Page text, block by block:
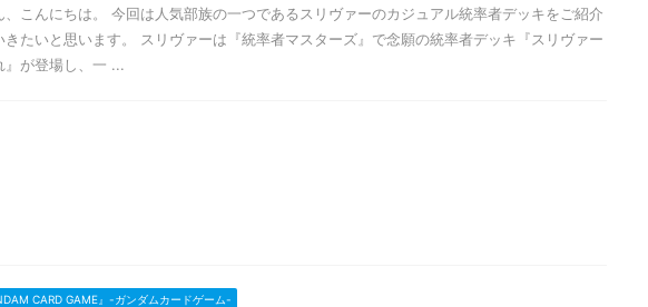
、こんにちは。 今回は人気部族の一つであるスリヴァーのカジュアル統率者デッキをご紹介
きたいと思います。 スリヴァーは『統率者マスターズ』で念願の統率者デッキ『スリヴァー
』が登場し、一 ...
CARD GAME』-ガンダムカードゲーム-